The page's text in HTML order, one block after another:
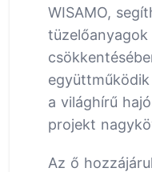
WISAMO,
a világhírű
projekt
Az ő